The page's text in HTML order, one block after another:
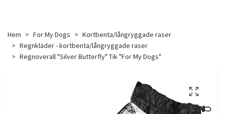
Hem For My Dogs
Kortbenta/långryggade raser
Regnkläder - kortbenta/långryggade raser
Regnoverall "Silver Butterfly" Tik "For My Dogs"